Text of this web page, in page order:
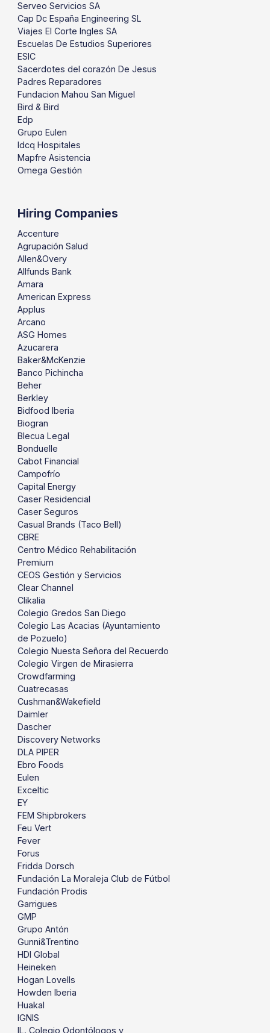
Serveo Servicios SA
Cap Dc España Engineering SL
Viajes El Corte Ingles SA
Escuelas De Estudios Superiores
ESIC
Sacerdotes del corazón De Jesus
Padres Reparadores
Fundacion Mahou San Miguel
Bird & Bird
Edp
Grupo Eulen
Idcq Hospitales
Mapfre Asistencia
Omega Gestión
Hiring Companies
Accenture
Agrupación Salud
Allen&Overy
Allfunds Bank
Amara
American Express
Applus
Arcano
ASG Homes
Azucarera
Baker&McKenzie
Banco Pichincha
Beher
Berkley
Bidfood Iberia
Biogran
Blecua Legal
Bonduelle
Cabot Financial
Campofrío
Capital Energy
Caser Residencial
Caser Seguros
Casual Brands (Taco Bell)
CBRE
Centro Médico Rehabilitación
Premium
CEOS Gestión y Servicios
Clear Channel
Clikalia
Colegio Gredos San Diego
Colegio Las Acacias (Ayuntamiento
de Pozuelo)
Colegio Nuesta Señora del Recuerdo
Colegio Virgen de Mirasierra
Crowdfarming
Cuatrecasas
Cushman&Wakefield
Daimler
Dascher
Discovery Networks
DLA PIPER
Ebro Foods
Eulen
Exceltic
EY
FEM Shipbrokers
Feu Vert
Fever
Forus
Fridda Dorsch
Fundación La Moraleja Club de Fútbol
Fundación Prodis
Garrigues
GMP
Grupo Antón
Gunni&Trentino
HDI Global
Heineken
Hogan Lovells
Howden Iberia
Huakal
IGNIS
IL. Colegio Odontólogos y